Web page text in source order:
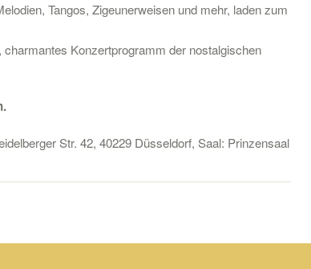
Tangos, Zigeunerweisen und mehr, laden zum
Konzertprogramm der nostalgischen
Str. 42, 40229 Düsseldorf, Saal: Prinzensaal